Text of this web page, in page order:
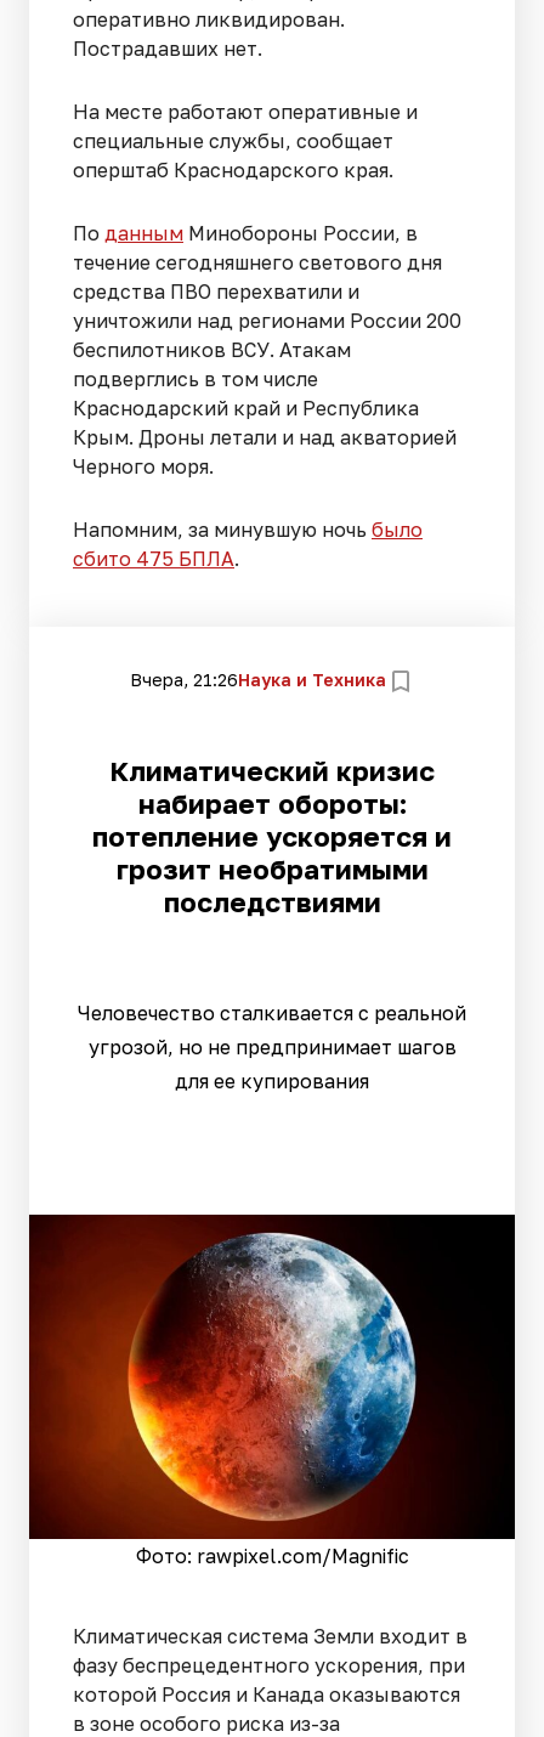
оперативно ликвидирован.
Пострадавших нет.
На месте работают оперативные и
специальные службы, сообщает
оперштаб Краснодарского края.
По данным Минобороны России, в
течение сегодняшнего светового дня
средства ПВО перехватили и
уничтожили над регионами России 200
беспилотников ВСУ. Атакам
подверглись в том числе
Краснодарский край и Республика
Крым. Дроны летали и над акваторией
Черного моря.
Напомним, за минувшую ночь было
сбито 475 БПЛА.
Вчера, 21:26Наука и Техника
Климатический кризис
набирает обороты:
потепление ускоряется и
грозит необратимыми
последствиями
Человечество сталкивается с реальной
угрозой, но не предпринимает шагов
для ее купирования
Фото: rawpixel.сom/Magnific
Климатическая система Земли входит в
фазу беспрецедентного ускорения, при
которой Россия и Канада оказываются
в зоне особого риска из-за